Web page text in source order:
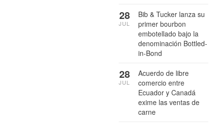
Bib & Tucker lanza su
primer bourbon
embotellado bajo la
denominación Bottled-
in-Bond
28
JUL
Acuerdo de libre
comercio entre
Ecuador y Canadá
exime las ventas de
carne
28
JUL